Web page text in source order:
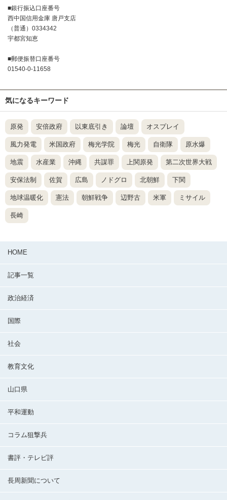
■銀行振込口座番号
西中国信用金庫 唐戸支店
（普通）0334342
宇都宮知恵
■郵便振替口座番号
01540-0-11658
気になるキーワード
原発 安倍政府 以東底引き 論壇 オスプレイ
風力発電 米国政府 梅光学院 梅光 自衛隊 原水爆
地震 水産業 沖縄 共謀罪 上関原発 第二次世界大戦
安保法制 佐賀 広島 ノドグロ 北朝鮮 下関
地球温暖化 憲法 朝鮮戦争 辺野古 米軍 ミサイル
長崎
HOME
記事一覧
政治経済
国際
社会
教育文化
山口県
平和運動
コラム狙撃兵
書評・テレビ評
長周新聞について